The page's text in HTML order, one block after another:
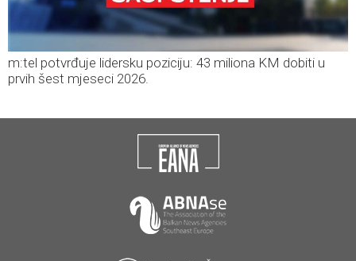
m:tel potvrđuje lidersku poziciju: 43 miliona KM dobiti u
prvih šest mjeseci 2026.